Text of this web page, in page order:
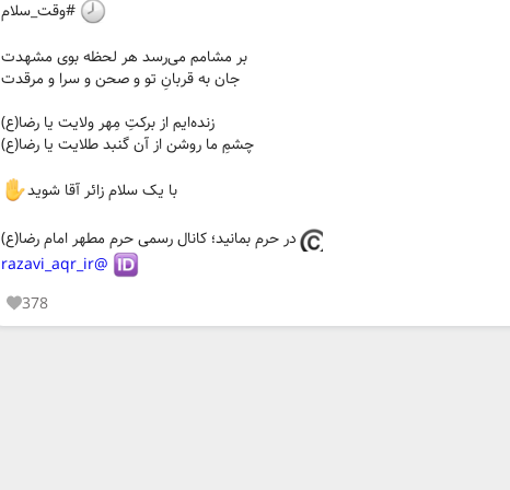
#وقت_سلام
بر مشامم می‌رسد هر لحظه بوی مشهدت
جان به قربانِ تو و صحن و سرا و مرقدت
زنده‌ایم از برکتِ مِهر ولایت یا رضا(ع)
چشمِ ما روشن از آن گنبد طلایت یا رضا(ع)
با یک سلام زائر آقا شوید
در حرم بمانید؛ کانال رسمی حرم مطهر امام رضا(ع)
@razavi_aqr_ir
378